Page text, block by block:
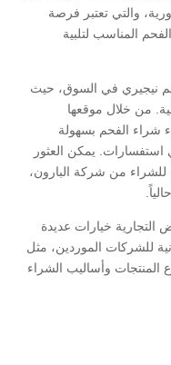
والتي تعتبر فرصة
المناسب لتلبية
نيجيري في السوق، حيث
من خلال موقعها
شراء الفحم بسهولة
يمكن العثور
من شركة البارون،
التجارية خيارات عديدة
للشركات الموردين، مثل
وأساليب الشراء